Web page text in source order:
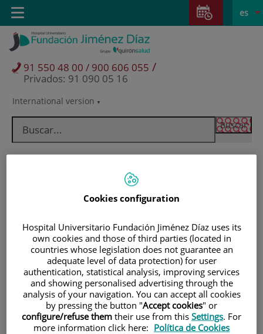
Saltar al contenido
Saltar
contenido
Selector
idioma
activo
es
International version
91 550 48 00 / 900 606 055 /
Privados: 91 090 05 16
Toggle
navigation
Pacientes y visitantes
Cookies configuration
Hospital Universitario Fundación Jiménez Díaz uses its
own cookies and those of third parties (located in
countries whose legislation does not guarantee an
adequate level of data protection) for user
authentication, statistical analysis, improving services
and showing personalised advertising through the
analysis of your navigation. You can accept all cookies
by pressing the button "Accept cookies" or
configure/refuse them their use from this Settings. For
more information click here: Política de Cookies